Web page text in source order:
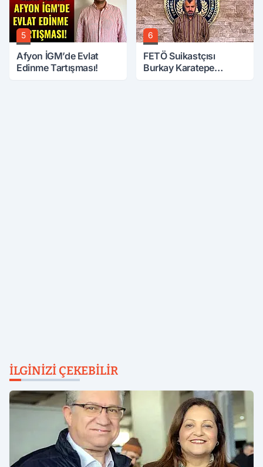
5
Afyon İGM’de Evlat
Edinme Tartışması!
6
FETÖ Suikastçısı
Burkay Karatepe
İLGINIZI ÇEKEBILIR